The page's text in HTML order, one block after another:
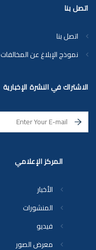
اتصل بنا
اتصل بنا
نموذج الإبلاغ عن المخالفات
الاشتراك في النشرة الإخبارية
المركز الإعلامي
الأخبار
المنشورات
فيديو
معرض الصور